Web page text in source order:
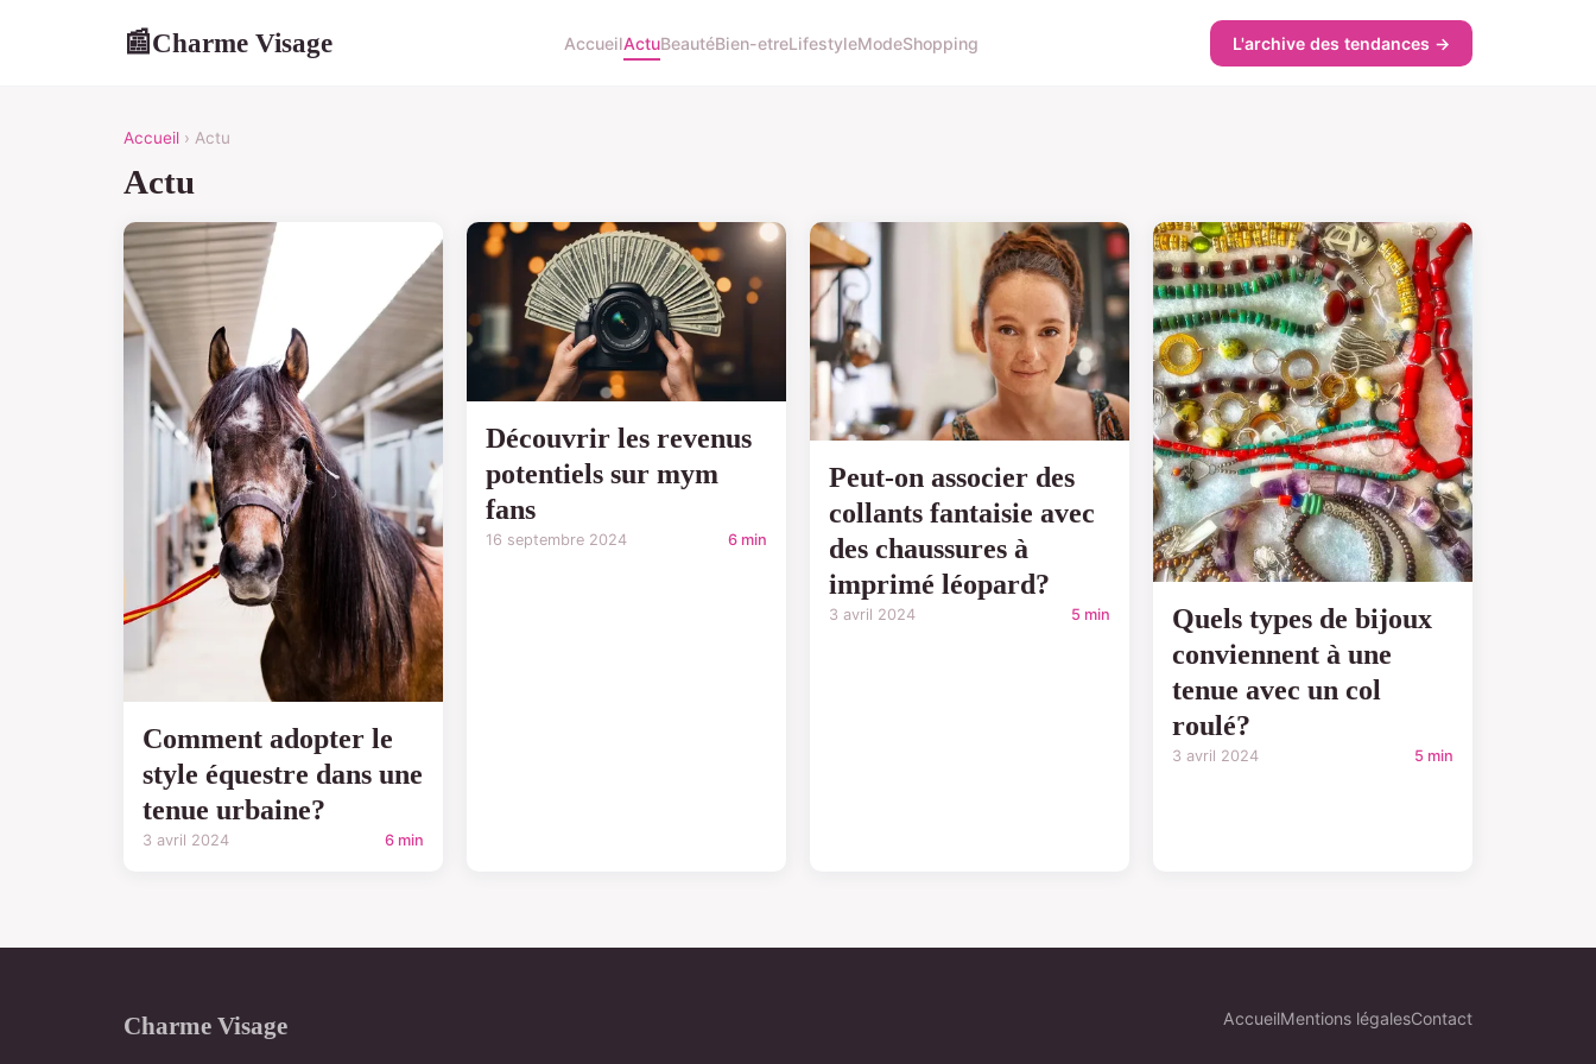
📰Charme Visage AccueilActuBeautéBien-etreLifestyleModeShopping L'archive des tendances →
Accueil › Actu
Actu
Comment adopter le
style équestre dans une
tenue urbaine?
3 avril 2024 6 min
Découvrir les revenus
potentiels sur mym
fans
16 septembre 2024 6 min
Peut-on associer des
collants fantaisie avec
des chaussures à
imprimé léopard?
3 avril 2024 5 min
Quels types de bijoux
conviennent à une
tenue avec un col
roulé?
3 avril 2024 5 min
Charme Visage AccueilMentions légalesContact